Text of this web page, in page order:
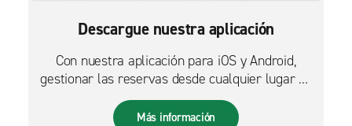
Descargue nuestra aplicación
Con nuestra aplicación para iOS y Android,
gestionar las reservas desde cualquier lugar es
más fácil que nunca.
Más información